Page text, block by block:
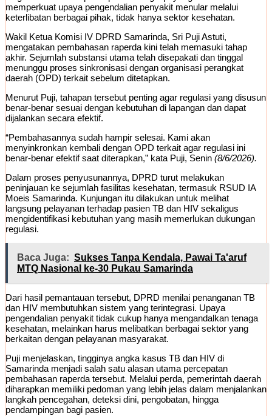
memperkuat upaya pengendalian penyakit menular melalui
keterlibatan berbagai pihak, tidak hanya sektor kesehatan.
Wakil Ketua Komisi IV DPRD Samarinda, Sri Puji Astuti,
mengatakan pembahasan raperda kini telah memasuki tahap
akhir. Sejumlah substansi utama telah disepakati dan tinggal
menunggu proses sinkronisasi dengan organisasi perangkat
daerah (OPD) terkait sebelum ditetapkan.
Menurut Puji, tahapan tersebut penting agar regulasi yang disusun
benar-benar sesuai dengan kebutuhan di lapangan dan dapat
dijalankan secara efektif.
“Pembahasannya sudah hampir selesai. Kami akan
menyinkronkan kembali dengan OPD terkait agar regulasi ini
benar-benar efektif saat diterapkan,” kata Puji, Senin (8/6/2026).
Dalam proses penyusunannya, DPRD turut melakukan
peninjauan ke sejumlah fasilitas kesehatan, termasuk RSUD IA
Moeis Samarinda. Kunjungan itu dilakukan untuk melihat
langsung pelayanan terhadap pasien TB dan HIV sekaligus
mengidentifikasi kebutuhan yang masih memerlukan dukungan
regulasi.
Baca Juga: Sukses Tanpa Kendala, Pawai Ta'aruf
MTQ Nasional ke-30 Pukau Samarinda
Dari hasil pemantauan tersebut, DPRD menilai penanganan TB
dan HIV membutuhkan sistem yang terintegrasi. Upaya
pengendalian penyakit tidak cukup hanya mengandalkan tenaga
kesehatan, melainkan harus melibatkan berbagai sektor yang
berkaitan dengan pelayanan masyarakat.
Puji menjelaskan, tingginya angka kasus TB dan HIV di
Samarinda menjadi salah satu alasan utama percepatan
pembahasan raperda tersebut. Melalui perda, pemerintah daerah
diharapkan memiliki pedoman yang lebih jelas dalam menjalankan
langkah pencegahan, deteksi dini, pengobatan, hingga
pendampingan bagi pasien.